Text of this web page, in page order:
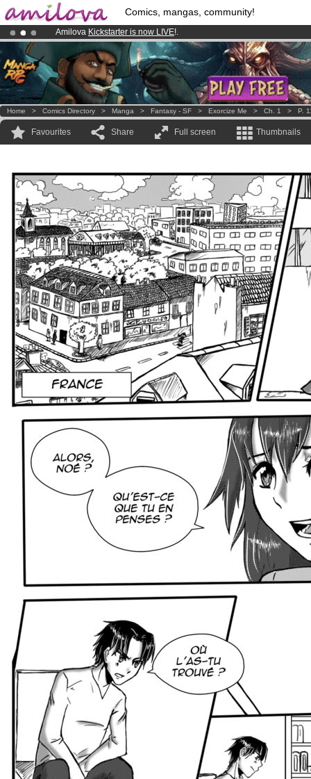
Comics, mangas, community!
Amilova Kickstarter is now LIVE!.
Already 134393membersand 1208comics & mangas!.
Home > Comics Directory > Manga > Fantasy - SF > Exorcize Me > Ch. 1 > P.
Favourites Share Full screen Thumbnails